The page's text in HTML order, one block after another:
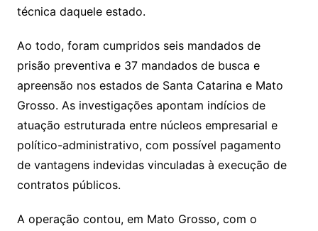
técnica daquele estado.
Ao todo, foram cumpridos seis mandados de
prisão preventiva e 37 mandados de busca e
apreensão nos estados de Santa Catarina e Mato
Grosso. As investigações apontam indícios de
atuação estruturada entre núcleos empresarial e
político-administrativo, com possível pagamento
de vantagens indevidas vinculadas à execução de
contratos públicos.
A operação contou, em Mato Grosso, com o